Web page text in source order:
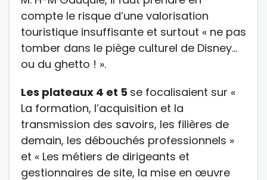
compte le risque d’une valorisation
touristique insuffisante et surtout « ne pas
tomber dans le piège culturel de Disney…
ou du ghetto ! ».
Les plateaux 4 et 5 se focalisaient sur «
La formation, l’acquisition et la
transmission des savoirs, les filières de
demain, les débouchés professionnels »
et « Les métiers de dirigeants et
gestionnaires de site, la mise en œuvre